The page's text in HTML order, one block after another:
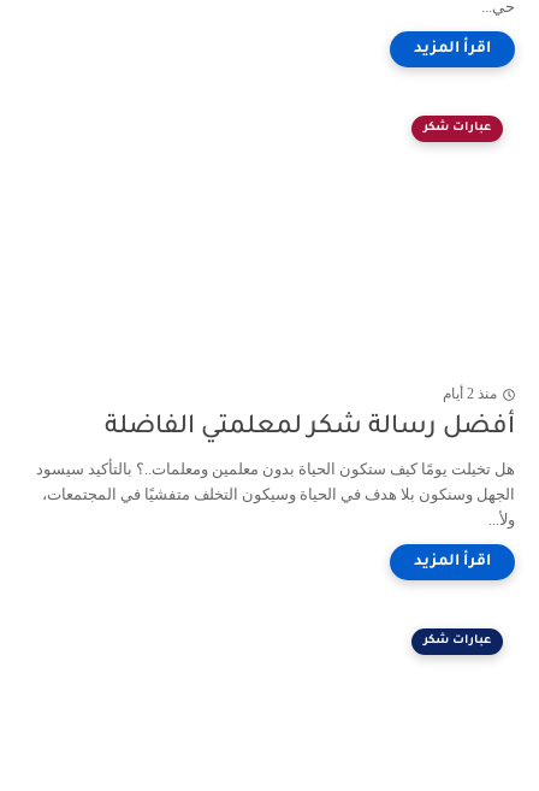
عبارات شكر
منذ 2 أيام
رسالة شكر لمعلمتي الفاضلة
تخيلت يومًا كيف ستكون الحياة بدون معلمين ومعلمات..؟ بالتأكيد سيسود
وسنكون بلا هدف في الحياة وسيكون التخلف متفشيًا في المجتمعات،
عبارات شكر